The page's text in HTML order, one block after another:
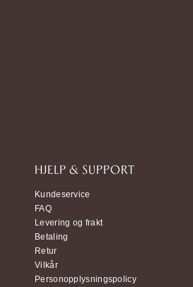
HJELP & SUPPORT
Kundeservice
FAQ
Levering og frakt
Betaling
Retur
Vilkår
Personopplysningspolicy